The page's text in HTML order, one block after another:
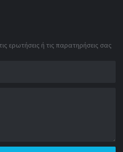
ερωτήσεις ή τις παρατηρήσεις σας